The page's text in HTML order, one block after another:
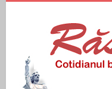
Meniu principal